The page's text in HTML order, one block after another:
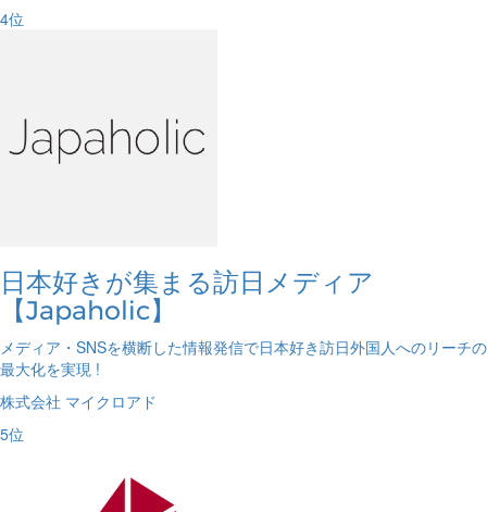
4位
日本好きが集まる訪日メディア
【Japaholic】
メディア・SNSを横断した情報発信で日本好き訪日外国人へのリーチの
最大化を実現 !
株式会社 マイクロアド
5位